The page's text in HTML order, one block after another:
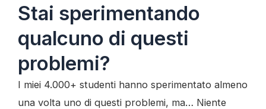
Stai sperimentando
qualcuno di questi
problemi?
I miei 4.000+ studenti hanno sperimentato almeno
una volta uno di questi problemi, ma… Niente